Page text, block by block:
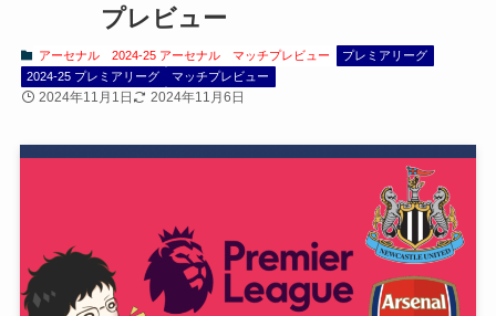
プレビュー
アーセナル 2024-25 アーセナル マッチプレビュー
プレミアリーグ
2024-25 プレミアリーグ
マッチプレビュー
2024年11月1日 2024年11月6日